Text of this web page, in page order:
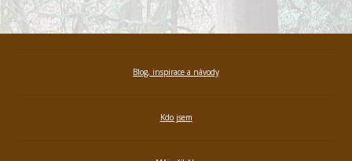
Blog, inspirace a návody
Kdo jsem